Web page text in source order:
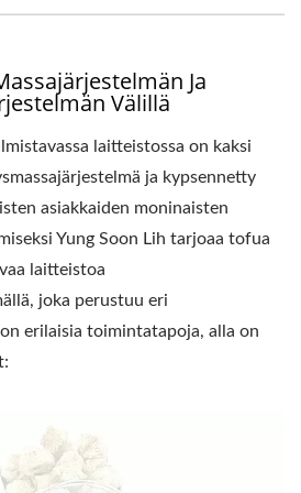
Ja
Välillä
laitteistossa on kaksi
ja kypsennetty
asiakkaiden moninaisten
Yung Soon Lih tarjoaa tofua
laitteistoa
joka perustuu eri
erilaisia toimintatapoja, alla on